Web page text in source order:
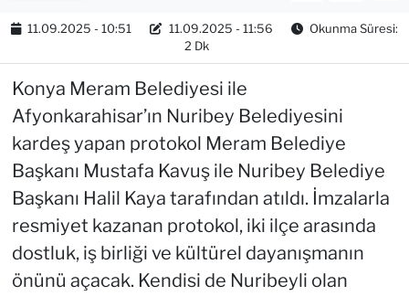
11.09.2025 - 10:51 11.09.2025 - 11:56
Okunma Süresi:
2 Dk
Konya Meram Belediyesi ile
Afyonkarahisar’ın Nuribey Belediyesini
kardeş yapan protokol Meram Belediye
Başkanı Mustafa Kavuş ile Nuribey Belediye
Başkanı Halil Kaya tarafından atıldı. İmzalarla
resmiyet kazanan protokol, iki ilçe arasında
dostluk, iş birliği ve kültürel dayanışmanın
önünü açacak. Kendisi de Nuribeyli olan